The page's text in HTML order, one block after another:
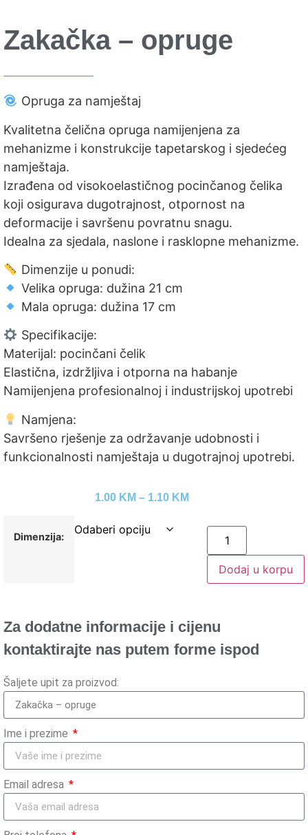
Zakačka – opruge
Opruga za namještaj
Kvalitetna čelična opruga namijenjena za
mehanizme i konstrukcije tapetarskog i sjedećeg
namještaja.
Izrađena od visokoelastičnog pocinčanog čelika
koji osigurava dugotrajnost, otpornost na
deformacije i savršenu povratnu snagu.
Idealna za sjedala, naslone i rasklopne mehanizme.
Dimenzije u ponudi:
Velika opruga: dužina 21 cm
Mala opruga: dužina 17 cm
Specifikacije:
Materijal: pocinčani čelik
Elastična, izdržljiva i otporna na habanje
Namijenjena profesionalnoj i industrijskoj upotrebi
Namjena:
Savršeno rješenje za održavanje udobnosti i
funkcionalnosti namještaja u dugotrajnoj upotrebi.
1.00 KM – 1.10 KM
Dimenzija:
Dodaj u korpu
Za dodatne informacije i cijenu
kontaktirajte nas putem forme ispod
Šaljete upit za proizvod:
Ime i prezime
Email adresa